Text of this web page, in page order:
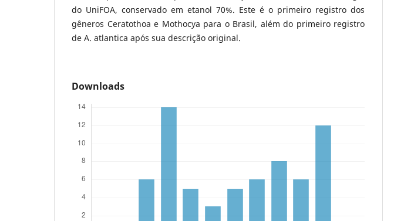
do UniFOA, conservado em etanol 70%. Este é o primeiro registro dos
gêneros Ceratothoa e Mothocya para o Brasil, além do primeiro registro
de A. atlantica após sua descrição original.
Downloads